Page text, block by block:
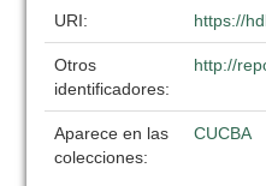
URI: https://
Otros
identificadores:
http://
Aparece en las
colecciones:
CUCBA